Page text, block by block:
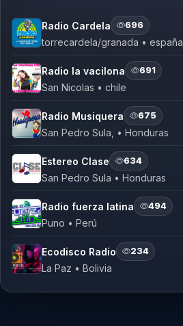
Radio Cardela 696
torrecardela/granada • españa
Radio la vacilona 691
San Nicolas • chile
Radio Musiquera 675
San Pedro Sula, • Honduras
Estereo Clase 634
San Pedro Sula • Honduras
Radio fuerza latina 494
Puno • Perú
Ecodisco Radio 234
La Paz • Bolivia